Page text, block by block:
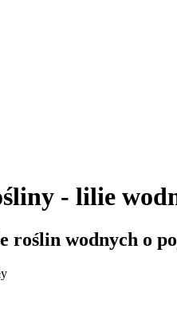
- lilie
roślin wodnych o